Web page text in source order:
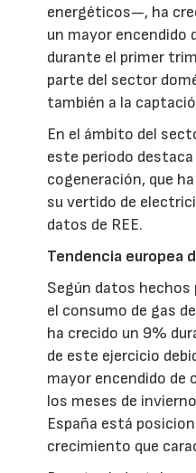
energéticos—, ha
un mayor encendido
durante el primer
parte del sector
también a la
En el ámbito del
este periodo
cogeneración, que
su vertido de
datos de REE.
Tendencia europea
Según datos hechos
el consumo de gas
ha crecido un 9%
de este ejercicio
mayor encendido de
los meses de
España está
crecimiento que